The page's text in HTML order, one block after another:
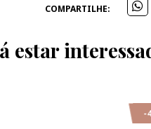
COMPARTILHE:
estar
-40%